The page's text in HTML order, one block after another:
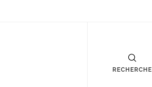
RECHERCHE